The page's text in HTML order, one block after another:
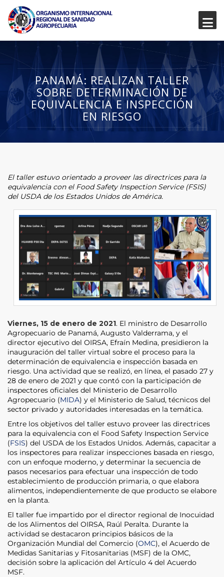
PANAMÁ: REALIZAN TALLER
SOBRE DETERMINACIÓN DE
EQUIVALENCIA E INSPECCIÓN
EN RIESGO
El taller estuvo orientado a proveer las directrices para la
equivalencia con el Food Safety Inspection Service (FSIS)
del USDA de los Estados Unidos de América.
Viernes, 15 de enero de 2021. El ministro de Desarrollo
Agropecuario de Panamá, Augusto Valderrama, y el
director ejecutivo del OIRSA, Efraín Medina, presidieron la
inauguración del taller virtual sobre el proceso para la
determinación de equivalencia e inspección basada en
riesgo. Una actividad que se realizó, en línea, el pasado 27 y
28 de enero de 2021 y que contó con la participación de
inspectores oficiales del Ministerio de Desarrollo
Agropecuario (MIDA) y el Ministerio de Salud, técnicos del
sector privado y autoridades interesadas en la temática.
Entre los objetivos del taller estuvo proveer las directrices
para la equivalencia con el Food Safety Inspection Service
(FSIS) del USDA de los Estados Unidos. Además, capacitar a
los inspectores para realizar inspecciones basada en riesgo,
con un enfoque moderno, y determinar la secuencia de
pasos necesarios para efectuar una inspección de todo
establecimiento de producción primaria, o que elabora
alimentos, independientemente de que producto se elabore
en la planta.
El taller fue impartido por el director regional de Inocuidad
de los Alimentos del OIRSA, Raúl Peralta. Durante la
actividad se destacaron principios básicos de la
Organización Mundial del Comercio (OMC), el Acuerdo de
Medidas Sanitarias y Fitosanitarias (MSF) de la OMC,
decisión sobre la aplicación del Artículo 4 del Acuerdo
MSF.